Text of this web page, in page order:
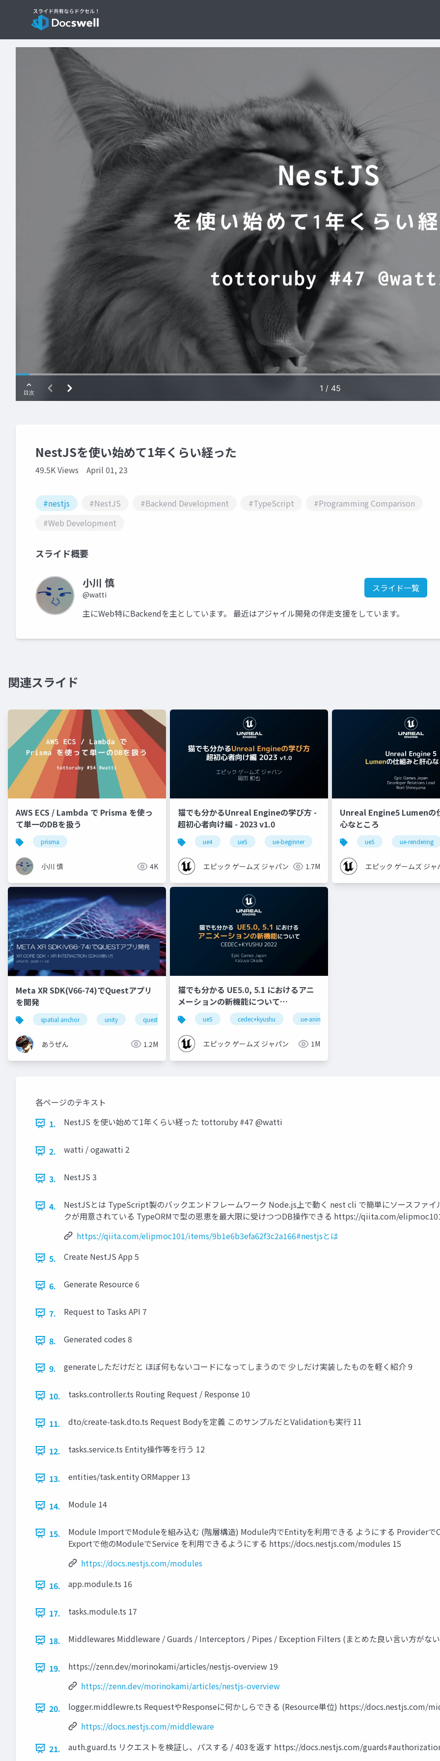
NestJSを使い始めて1年くらい経った
49.5K Views April 01, 23
#nestjs #NestJS #Backend Development #TypeScript
#Programming Comparison
#Web Development
スライド概要
小川 慎
@watti
スライド一覧
主にWeb特にBackendを主としています。 最近はアジャイル開発の伴走支援をしています。
関連スライド
AWS ECS / Lambda で Prisma を使っ
て単一のDBを扱う
prisma
小川 慎 4K
猫でも分かるUnreal Engineの学び方 -
超初心者向け編 - 2023 v1.0
ue4 ue5 ue-beginner
エピック ゲームズ ジャパン 1.7M
Unreal Engine5 Lumenの
心なところ
ue5 ue-rendering
エピック ゲームズ ジャ
Meta XR SDK(V66-74)でQuestアプリ
を開発
spatial anchor unity quest pro shaperecognizeractivatestate oculus integration
あうぜん 1.2M
猫でも分かる UE5.0, 5.1 におけるアニ
メーションの新機能について
【CEDEC+KYUSHU 2022】
ue5 cedec+kyushu ue-animation
エピック ゲームズ ジャパン 1M
各ページのテキスト
1.
NestJS を使い始めて1年くらい経った tottoruby #47 @watti
2. watti / ogawatti 2
3. NestJS 3
4.
NestJSとは TypeScript製のバックエンドフレームワーク Node.js上で動く nest cli で簡単にソースファ
クが用意されている TypeORMで型の恩恵を最大限に受けつつDB操作できる https://qiita.com/
https://qiita.com/elipmoc101/items/9b1e6b3efa62f3c2a166#nestjsとは
5.
Create NestJS App 5
6. Generate Resource 6
7. Request to Tasks API 7
8. Generated codes 8
9. generateしただけだと ほぼ何もないコードになってしまうので 少しだけ実装したものを軽く紹介 9
10. tasks.controller.ts Routing Request / Response 10
11. dto/create-task.dto.ts Request Bodyを定義 このサンプルだとValidationも実行 11
12. tasks.service.ts Entity操作等を行う 12
13. entities/task.entity ORMapper 13
14. Module 14
15.
Module ImportでModuleを組み込む (階層構造) Module内でEntityを利用できる ようにする Providerで
Exportで他のModuleでService を利用できるようにする https://docs.nestjs.com/modules 15
https://docs.nestjs.com/modules
16.
app.module.ts 16
17. tasks.module.ts 17
18. Middlewares Middleware / Guards / Interceptors / Pipes / Exception Filters (まとめた良い言い方がな
19.
https://zenn.dev/morinokami/articles/nestjs-overview 19
https://zenn.dev/morinokami/articles/nestjs-overview
20.
logger.middlewre.ts RequestやResponseに何かしらできる (Resource単位) https://docs.nestjs.com/
https://docs.nestjs.com/middleware
21.
auth.guard.ts リクエストを検証し、パスする / 403を返す https://docs.nestjs.com/